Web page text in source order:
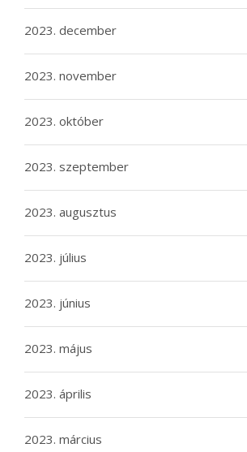
2023. december
2023. november
2023. október
2023. szeptember
2023. augusztus
2023. július
2023. június
2023. május
2023. április
2023. március